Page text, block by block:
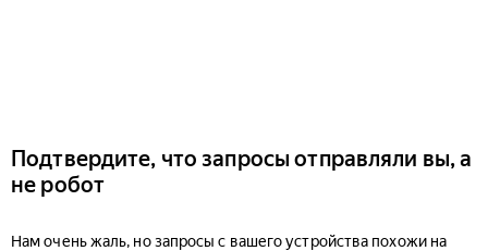
Подтвердите, что запросы отправляли вы, а
не робот
Нам очень жаль, но запросы с вашего устройства похожи на